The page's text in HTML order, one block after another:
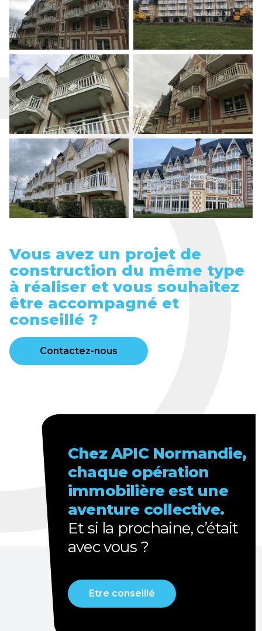
Vous avez un projet de
construction du même type
à réaliser et vous souhaitez
être accompagné et
conseillé ?
Contactez-nous
Chez APIC Normandie,
chaque opération
immobilière est une
aventure collective.
Et si la prochaine, c’était
avec vous ?
Etre conseillé